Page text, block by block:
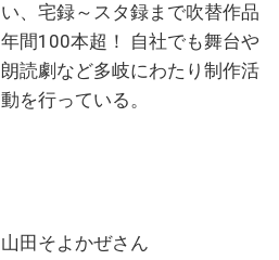
い、宅録～スタ録まで吹替作品
年間100本超！ 自社でも舞台や
朗読劇など多岐にわたり制作活
動を行っている。
山田そよかぜさん